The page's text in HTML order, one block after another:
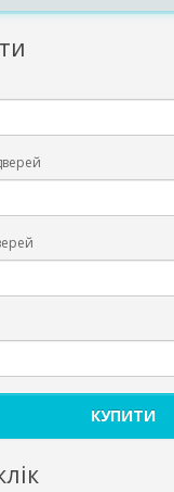
КУПИТИ